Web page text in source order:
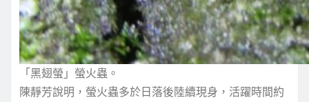
「黑翅螢」螢火蟲。
陳靜芳說明，螢火蟲多於日落後陸續現身，活躍時間約